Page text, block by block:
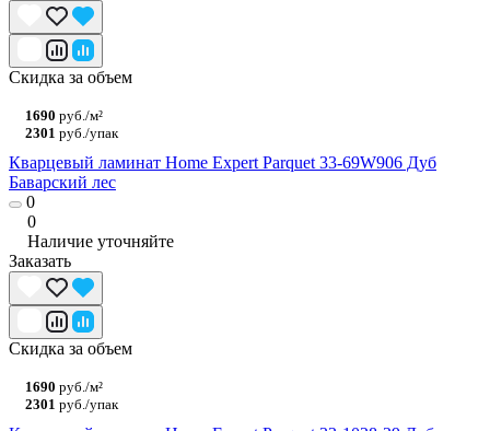
Скидка за объем
1690 руб./м²
2301 руб./упак
Кварцевый ламинат Home Expert Parquet 33-69W906 Дуб
Баварский лес
0
0
Наличие уточняйте
Заказать
Скидка за объем
1690 руб./м²
2301 руб./упак